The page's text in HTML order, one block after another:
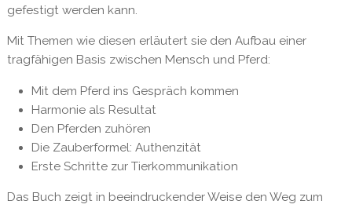
gefestigt werden kann.
Mit Themen wie diesen erläutert sie den Aufbau einer
tragfähigen Basis zwischen Mensch und Pferd:
Mit dem Pferd ins Gespräch kommen
Harmonie als Resultat
Den Pferden zuhören
Die Zauberformel: Authenzität
Erste Schritte zur Tierkommunikation
Das Buch zeigt in beeindruckender Weise den Weg zum